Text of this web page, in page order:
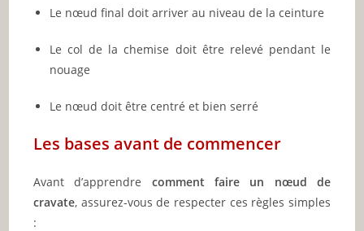
Le nœud final doit arriver au niveau de la ceinture
Le col de la chemise doit être relevé pendant le
nouage
Le nœud doit être centré et bien serré
Les bases avant de commencer
Avant d’apprendre comment faire un nœud de
cravate, assurez-vous de respecter ces règles simples
: